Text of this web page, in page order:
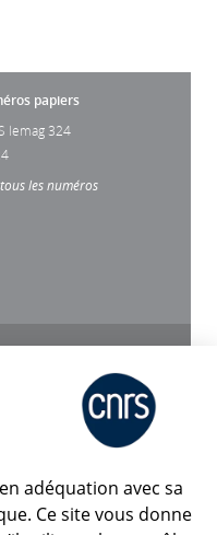
papiers
lemag 324
les numéros
adéquation avec sa
Ce site vous donne